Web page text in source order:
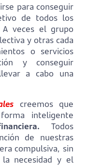
para conseguir
de todos los
veces el grupo
y otras cada
o servicios
y conseguir
a cabo una
creemos que
inteligente
Todos
de nuestras
compulsiva, sin
la necesidad y el